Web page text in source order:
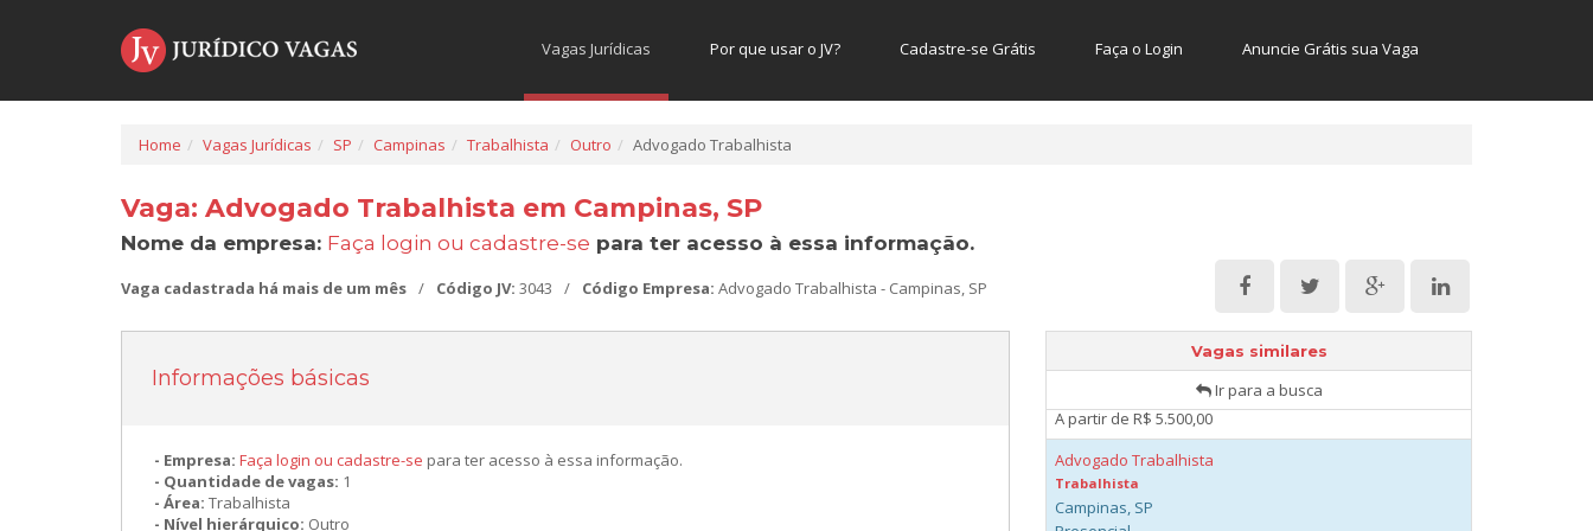
Vagas Jurídicas Por que usar o JV? Cadastre-se Grátis Faça o Login Anuncie Grátis sua Vaga
Home Vagas Jurídicas SP Campinas Trabalhista Outro Advogado Trabalhista
Vaga: Advogado Trabalhista em Campinas, SP
Nome da empresa: Faça login ou cadastre-se para ter acesso à essa informação.
Vaga cadastrada há mais de um mês / Código JV: 3043 / Código Empresa: Advogado Trabalhista - Campinas, SP
Informações básicas
Empresa: Faça login ou cadastre-se para ter acesso à essa informação.
Quantidade de vagas: 1
Área: Trabalhista
Nível hierárquico: Outro
Vagas similares
Ir para a busca
Advogado Trabalhista Sindical
Campinas, SP
Campinas, SP
A partir de R$ 5.500,00
Advogado Trabalhista
Trabalhista
Campinas, SP